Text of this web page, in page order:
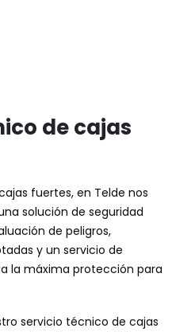
de cajas
fuertes, en Telde nos
solución de seguridad
de peligros,
y un servicio de
la máxima protección para
servicio técnico de cajas